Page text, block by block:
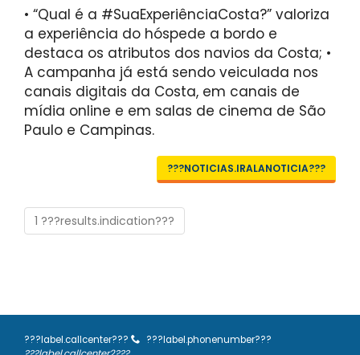
• “Qual é a #SuaExperiênciaCosta?” valoriza
a experiência do hóspede a bordo e
destaca os atributos dos navios da Costa; •
A campanha já está sendo veiculada nos
canais digitais da Costa, em canais de
mídia online e em salas de cinema de São
Paulo e Campinas.
???NOTICIAS.IRALANOTICIA???
1 ???results.indication???
???label.callcenter???
???label.phonenumber???